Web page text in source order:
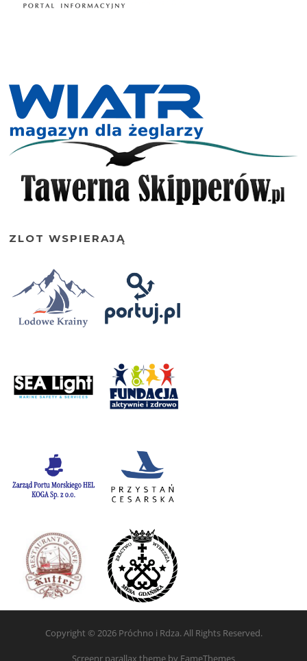
ZLOT WSPIERAJĄ
Copyright © 2026 Próchno i Rdza. All Rights Reserved.
Screenr parallax theme by FameThemes